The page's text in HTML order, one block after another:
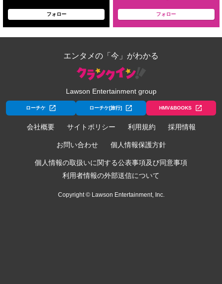
フォロー フォロー
エンタメの「今」がわかる
Lawson Entertainment group
ローチケ ローチケ[旅行] HMV&BOOKS
会社概要 サイトポリシー 利用規約 採用情報
お問い合わせ 個人情報保護方針
個人情報の取扱いに関する公表事項及び同意事項
利用者情報の外部送信について
Copyright © Lawson Entertainment, Inc.